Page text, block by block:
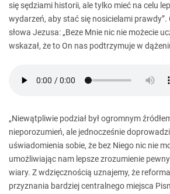
się sędziami historii, ale tylko mieć na celu
wydarzeń, aby stać się nosicielami
słowa Jezusa: „Beze Mnie nic nie możecie
wskazał, że to On nas podtrzymuje w
„Niewątpliwie podział był ogromnym
nieporozumień, ale jednocześnie
uświadomienia sobie, że bez Niego nic nie
umożliwiając nam lepsze zrozumienie
wiary. Z wdzięcznością uznajemy, że
przyznania bardziej centralnego miejsca